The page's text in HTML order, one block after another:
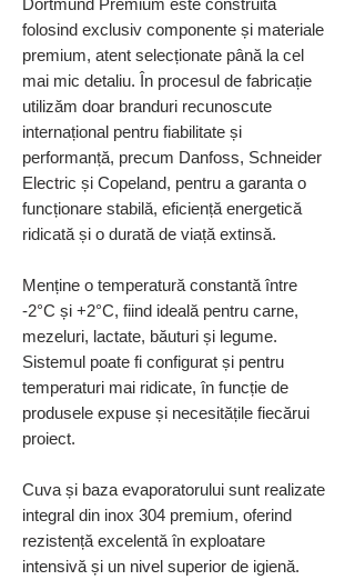
folosind exclusiv componente și materiale
premium, atent selecționate până la cel
mai mic detaliu. În procesul de fabricație
utilizăm doar branduri recunoscute
internațional pentru fiabilitate și
performanță, precum Danfoss, Schneider
Electric și Copeland, pentru a garanta o
funcționare stabilă, eficiență energetică
ridicată și o durată de viață extinsă.
Menține o temperatură constantă între
-2°C și +2°C, fiind ideală pentru carne,
mezeluri, lactate, băuturi și legume.
Sistemul poate fi configurat și pentru
temperaturi mai ridicate, în funcție de
produsele expuse și necesitățile fiecărui
proiect.
Cuva și baza evaporatorului sunt realizate
integral din inox 304 premium, oferind
rezistență excelentă în exploatare
intensivă și un nivel superior de igienă.